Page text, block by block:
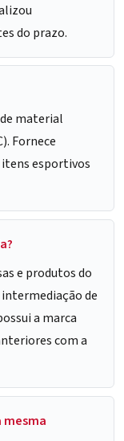
do prazo.
material
Fornece
esportivos
e produtos do
de
a marca
com a
mesma